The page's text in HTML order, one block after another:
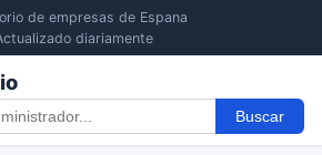
de empresas de Espana
diariamente
Buscar